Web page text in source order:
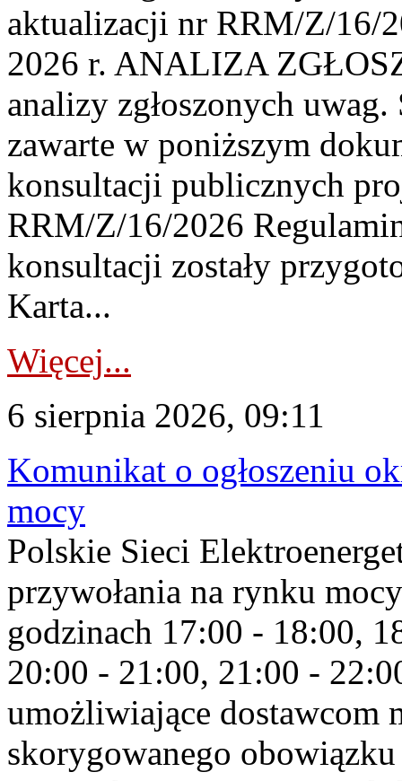
aktualizacji nr RRM/Z/16/
2026 r. ANALIZA
analizy zgłoszonych
zawarte w poniższym
konsultacji publicznych
RRM/Z/16/2026
konsultacji zostały
Karta...
Więcej...
6 sierpnia 2026, 09:11
Komunikat o ogłoszeniu
mocy
Polskie Sieci
przywołania na rynku
godzinach 17:00 - 18:00,
20:00 - 21:00, 21:00 -
umożliwiające dostawcom
skorygowanego